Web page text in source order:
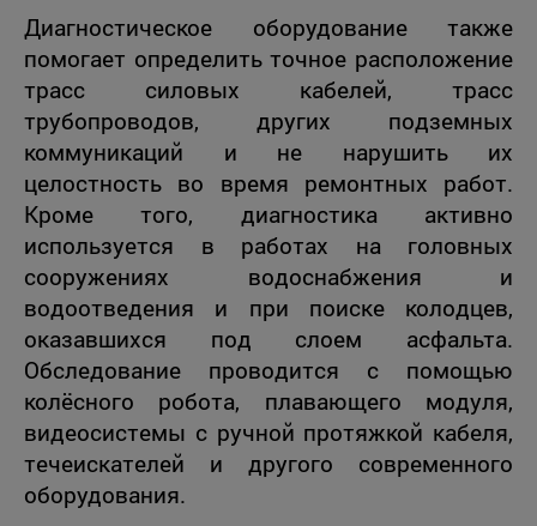
Диагностическое оборудование также
помогает определить точное расположение
трасс силовых кабелей, трасс
трубопроводов, других подземных
коммуникаций и не нарушить их
целостность во время ремонтных работ.
Кроме того, диагностика активно
используется в работах на головных
сооружениях водоснабжения и
водоотведения и при поиске колодцев,
оказавшихся под слоем асфальта.
Обследование проводится с помощью
колёсного робота, плавающего модуля,
видеосистемы с ручной протяжкой кабеля,
течеискателей и другого современного
оборудования.